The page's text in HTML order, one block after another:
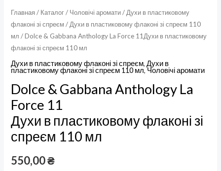
Главная / Каталог/ Чоловічі аромати/ Духи в пластиковому
флаконі зі спреєм / Духи в пластиковому флаконі зі спреєм 110
мл / Dolce & Gabbana Anthology La Force 11Духи в пластиковому
флаконі зі спреєм 110 мл
Духи в пластиковому флаконі зі спреєм,Духи в
пластиковому флаконі зі спреєм 110 мл,Чоловічі аромати
Dolce & Gabbana Anthology La
Force 11
Духи в пластиковому флаконі зі
спреєм 110 мл
550,00₴
110
мл